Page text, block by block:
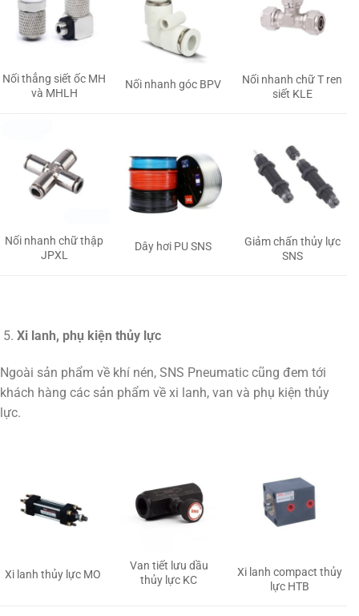
Nối thẳng siết ốc MH
và MHLH
Nối nhanh góc BPV
Nối nhanh chữ T ren
siết KLE
Nối nhanh chữ thập
JPXL
Dây hơi PU SNS
Giảm chấn thủy lực
SNS
Xi lanh, phụ kiện thủy lực
Ngoài sản phẩm về khí nén, SNS Pneumatic cũng đem tới
khách hàng các sản phẩm về xi lanh, van và phụ kiện thủy
lực.
Xi lanh thủy lực MO
Van tiết lưu dầu
thủy lực KC
Xi lanh compact thủy
lực HTB